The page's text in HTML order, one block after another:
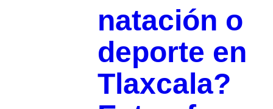
natación o
deporte en
Tlaxcala?